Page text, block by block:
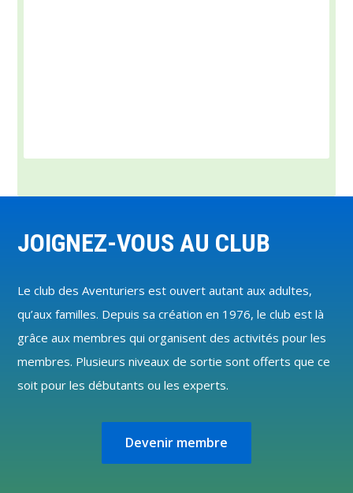
Footer
JOIGNEZ-VOUS AU CLUB
Le club des Aventuriers est ouvert autant aux adultes,
qu’aux familles. Depuis sa création en 1976, le club est là
grâce aux membres qui organisent des activités pour les
membres. Plusieurs niveaux de sortie sont offerts que ce
soit pour les débutants ou les experts.
Devenir membre